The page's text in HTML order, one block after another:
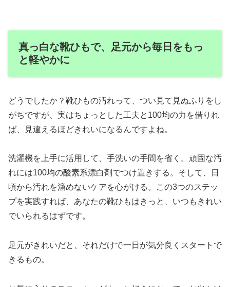
真っ白な靴ひもで、足元から毎日をもっ
と軽やかに
どうでしたか？靴ひもの汚れって、つい見て見ぬふりをし
がちですが、実はちょっとした工夫と100均の力を借りれ
ば、見違えるほどきれいになるんですよね。
洗濯機を上手に活用して、手洗いの手間を省く。頑固な汚
れには100均の酸素系漂白剤でつけ置きする。そして、日
頃から汚れを溜めないケアを心がける。この3つのステッ
プを実践すれば、あなたの靴ひもはきっと、いつもきれい
でいられるはずです。
足元がきれいだと、それだけで一日が気分良くスタートで
きるもの。